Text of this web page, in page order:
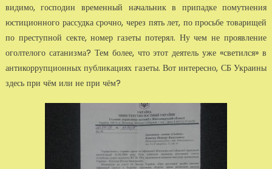
видимо, госпо­дин временный начальник в припадке помутнения
юстиционного рассудка срочно, через пять лет, по просьбе товарищей
по преступной секте, номер газеты потерял. Ну чем не про­явление
оголтелого сатанизма? Тем более, что этот деятель уже «светился» в
антикоррупци­онных публикациях газеты. Вот интересно, СБ Украины
здесь при чём или не при чём?